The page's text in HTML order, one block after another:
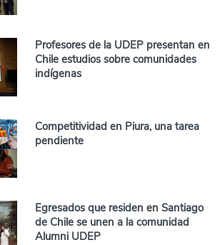
Profesores de la UDEP presentan en
Chile estudios sobre comunidades
indígenas
Competitividad en Piura, una tarea
pendiente
Egresados que residen en Santiago
de Chile se unen a la comunidad
Alumni UDEP